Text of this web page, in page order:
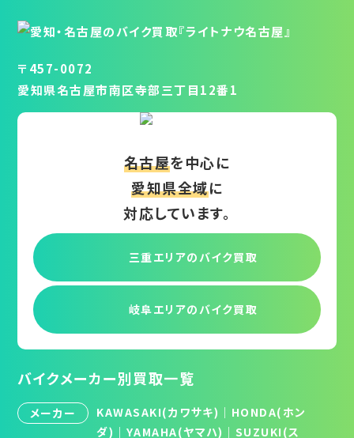
〒457-0072
愛知県名古屋市南区寺部三丁目12番1
名古屋を中心に
愛知県全域に
対応しています。
三重エリアのバイク買取
岐阜エリアのバイク買取
バイクメーカー別買取一覧
メーカー KAWASAKI(カワサキ) ｜ HONDA(ホン
ダ) ｜ YAMAHA(ヤマハ) ｜ SUZUKI(ス